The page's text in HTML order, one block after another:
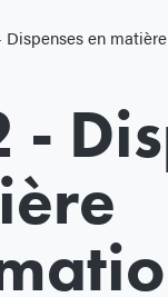
matière d'information continue et autres dispenses